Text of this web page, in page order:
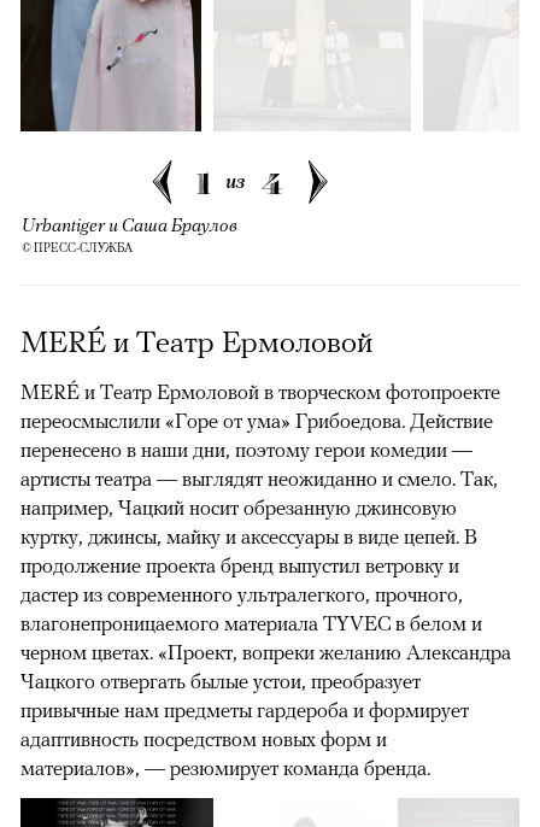
1 из 4
Urbantiger и Саша Браулов
© ПРЕСС-СЛУЖБА
MERÉ и Театр Ермоловой
MERÉ и Театр Ермоловой в творческом фотопроекте
переосмыслили «Горе от ума» Грибоедова. Действие
перенесено в наши дни, поэтому герои комедии —
артисты театра — выглядят неожиданно и смело. Так,
например, Чацкий носит обрезанную джинсовую
куртку, джинсы, майку и аксессуары в виде цепей. В
продолжение проекта бренд выпустил ветровку и
дастер из современного ультралегкого, прочного,
влагонепроницаемого материала TYVEC в белом и
черном цветах. «Проект, вопреки желанию Александра
Чацкого отвергать былые устои, преобразует
привычные нам предметы гардероба и формирует
адаптивность посредством новых форм и
материалов», — резюмирует команда бренда.